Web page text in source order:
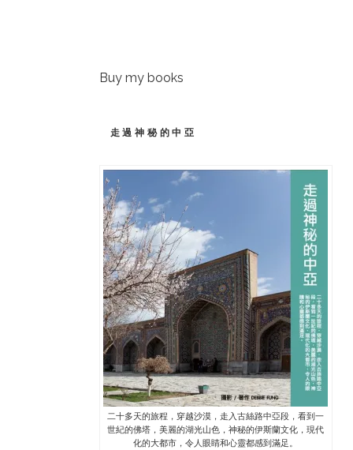
Buy my books
走過神秘的中亞
二十多天的旅程，穿越沙漠，走入古絲路中亞段，看到一
世紀的佛塔，美麗的湖光山色，神秘的伊斯蘭文化，現代
化的大都市，令人眼睛和心靈都感到滿足。